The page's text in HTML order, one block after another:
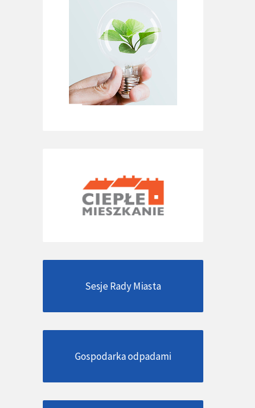
Sesje Rady Miasta
Gospodarka odpadami